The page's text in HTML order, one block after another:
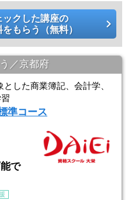
ックした講座の
をもらう（無料）
／京都府
した商業簿記、会計学、
準コース
で